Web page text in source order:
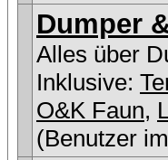
Dumper
Alles über
Inklusive:
O&K Faun,
(Benutzer